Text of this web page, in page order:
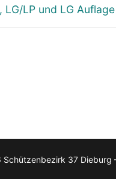
LG/LP und LG
37 Dieburg